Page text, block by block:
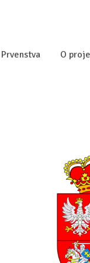
Prvenstva O